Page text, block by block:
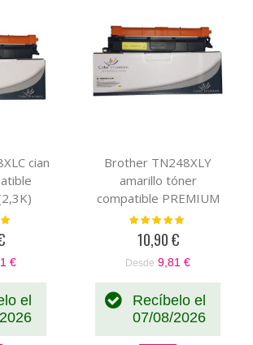
cian
€
el
Brother TN248XLY
amarillo tóner
compatible PREMIUM
(2,3K)
Valoración:
10,90 €
Desde 9,81 €
Recíbelo el
07/08/2026